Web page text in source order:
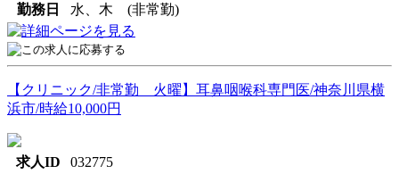
勤務日
水、木 (非常勤)
【クリニック/非常勤 火曜】耳鼻咽喉科専門医/神奈川県横
浜市/時給10,000円
求人ID
032775